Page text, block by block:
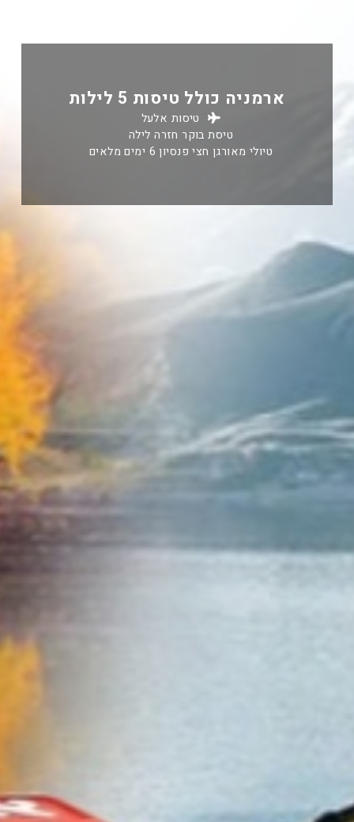
ארמניה כולל טיסות 5 לילות
טיסות אלעל
טיסת בוקר חזרה לילה
טיולי מאורגן חצי פנסיון 6 ימים מלאים